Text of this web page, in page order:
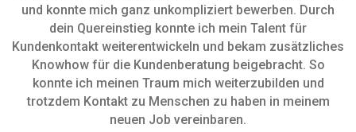
und konnte mich ganz unkompliziert bewerben. Durch
dein Quereinstieg konnte ich mein Talent für
Kundenkontakt weiterentwickeln und bekam zusätzliches
Knowhow für die Kundenberatung beigebracht. So
konnte ich meinen Traum mich weiterzubilden und
trotzdem Kontakt zu Menschen zu haben in meinem
neuen Job vereinbaren.